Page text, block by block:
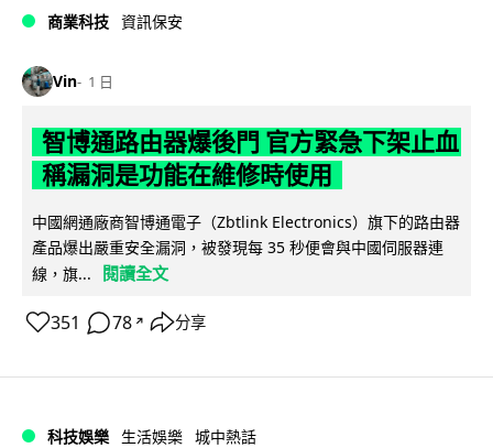
商業科技 資訊保安
Vin 1 日
智博通路由器爆後門 官方緊急下架止血
稱漏洞是功能在維修時使用
中國網通廠商智博通電子（Zbtlink Electronics）旗下的路由器
產品爆出嚴重安全漏洞，被發現每 35 秒便會與中國伺服器連
線，旗...
閱讀全文
351 78 ↗ 分享
科技娛樂 生活娛樂 城中熱話